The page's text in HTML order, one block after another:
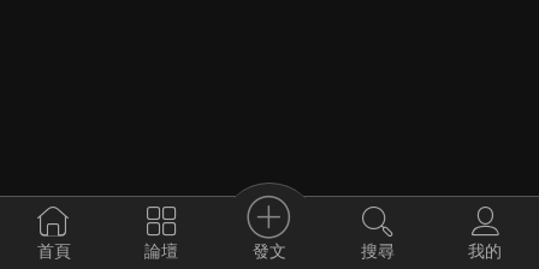
首頁 論壇 發文 搜尋 我的